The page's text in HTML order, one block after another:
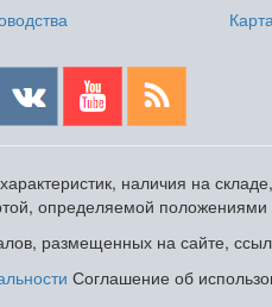
наличия на
определяемой
размещенных на сайте,
Соглашение об